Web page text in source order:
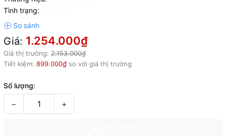
Tình trạng:
Giá: 1.254.000₫
Giá thị trường: 2.153.000₫
Tiết kiệm: 899.000₫ so với giá thị trường
Số lượng:
− +